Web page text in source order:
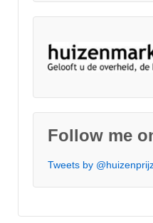
Follow me
Tweets by